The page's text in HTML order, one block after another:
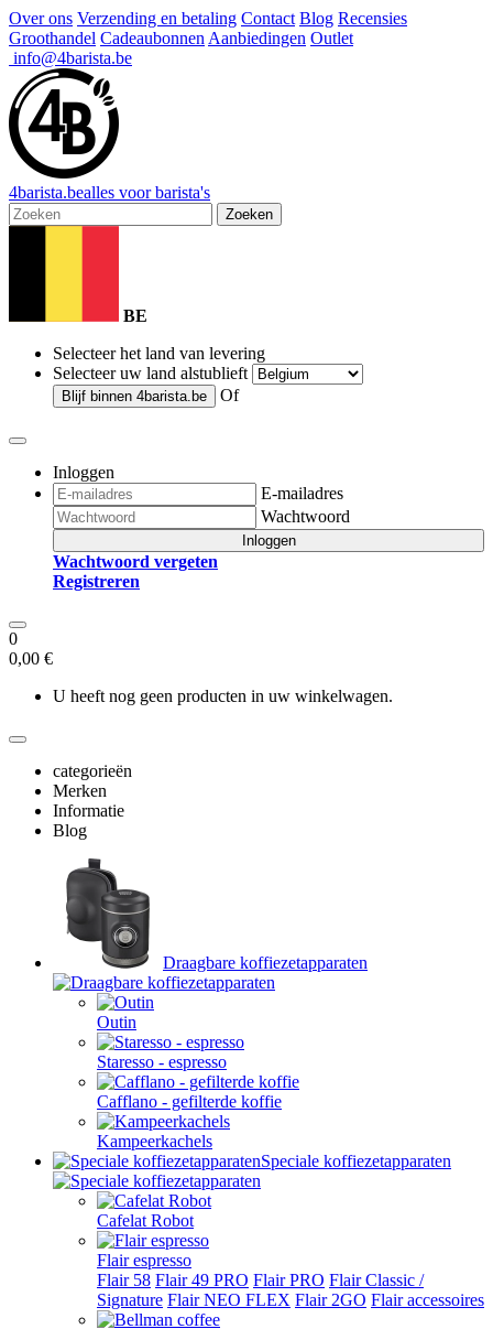
Over ons Verzending en betaling Contact Blog Recensies
Groothandel Cadeaubonnen Aanbiedingen Outlet
info@4barista.be
4barista.bealles voor barista's
Zoeken
BE
Selecteer het land van levering
Selecteer uw land alstublieft
Blijf binnen 4barista.be Of
Inloggen
E-mailadres
Wachtwoord
Inloggen
Wachtwoord vergeten
Registreren
0
0,00 €
U heeft nog geen producten in uw winkelwagen.
categorieën
Merken
Informatie
Blog
Draagbare koffiezetapparaten
Outin
Staresso - espresso
Cafflano - gefilterde koffie
Kampeerkachels
Speciale koffiezetapparaten
Cafelat Robot
Flair espresso
Flair 58 Flair 49 PRO Flair PRO Flair Classic /
Signature Flair NEO FLEX Flair 2GO Flair accessoires